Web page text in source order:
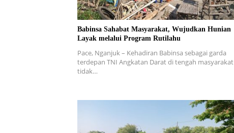
Babinsa Sahabat Masyarakat, Wujudkan Hunian
Layak melalui Program Rutilahu
Pace, Nganjuk – Kehadiran Babinsa sebagai garda
terdepan TNI Angkatan Darat di tengah masyarakat
tidak…